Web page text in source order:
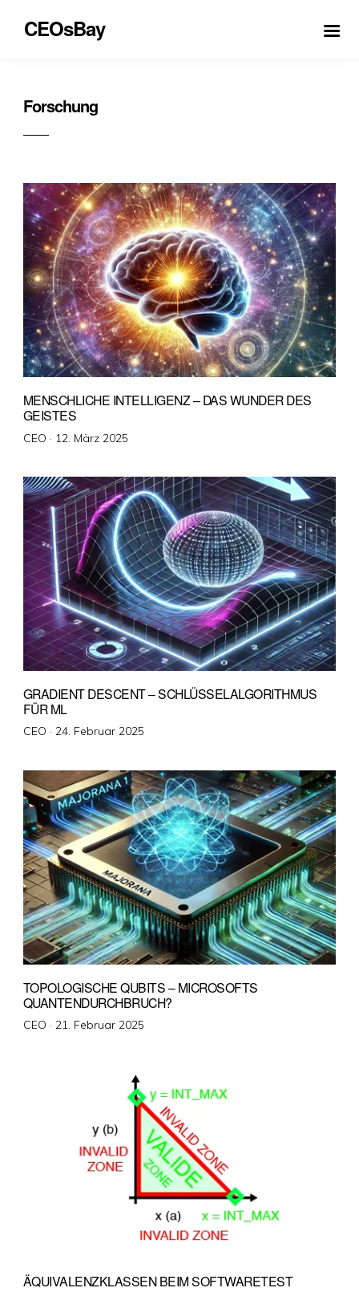
CEOsBay
Forschung
MENSCHLICHE INTELLIGENZ – DAS WUNDER DES
GEISTES
CEO · Veröffentlicht
12. März 2025
GRADIENT DESCENT – SCHLÜSSELALGORITHMUS
FÜR ML
CEO · Veröffentlicht
24. Februar 2025
TOPOLOGISCHE QUBITS – MICROSOFTS
QUANTENDURCHBRUCH?
CEO · Veröffentlicht
21. Februar 2025
ÄQUIVALENZKLASSEN BEIM SOFTWARETEST